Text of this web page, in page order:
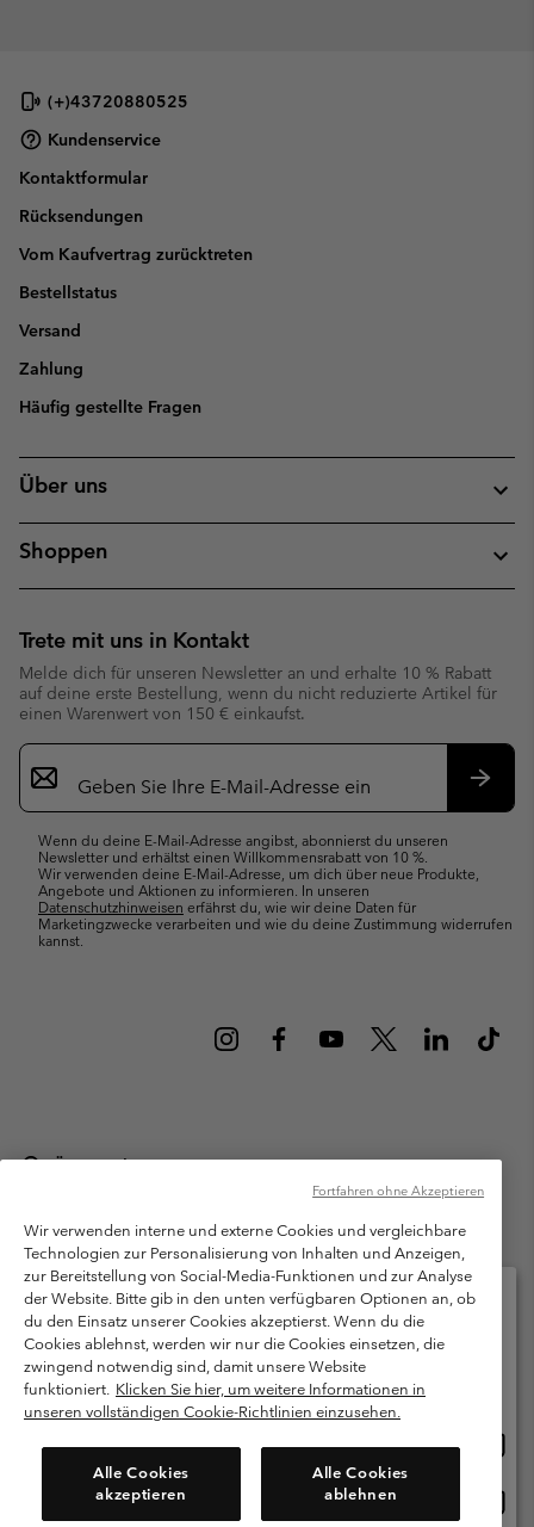
(+)43720880525
Kundenservice
Kontaktformular
Rücksendungen
Vom Kaufvertrag zurücktreten
Bestellstatus
Versand
Zahlung
Häufig gestellte Fragen
Über uns
Shoppen
Trete mit uns in Kontakt
Melde dich für unseren Newsletter an und erhalte 10 % Rabatt
auf deine erste Bestellung, wenn du nicht reduzierte Artikel für
einen Warenwert von 150 € einkaufst.
Newsletter-
Anmeldung
Wenn du deine E-Mail-Adresse angibst, abonnierst du unseren
Newsletter und erhältst einen Willkommensrabatt von 10 %.
Wir verwenden deine E-Mail-Adresse, um dich über neue Produkte,
Angebote und Aktionen zu informieren. In unseren
Datenschutzhinweisen erfährst du, wie wir deine Daten für
Marketingzwecke verarbeiten und wie du deine Zustimmung widerrufen
kannst.
Österreich
Columbia Sportswear Austria GmbH. Moosfeldstraße 1, 5101
Bergheim, Salzburg Österreich. Alle Rechte vorbehalten.
Nutzungsbedingungen
Allgemeine Verkaufsbedingungen
Garantie
Datenschutzerklärung
Bestimmungen und Bedingungen des Mitglieder Programms
Nutzungsbedingungen Für Nutzergenerierte Inhalte
Cookies
Kundenservice: Mo- Fr. 9:00 - 13:00 & 14:00- 18:00 Uhr
(+)43720880525
Wir verwenden interne und externe Cookies und vergleichbare
Technologien zur Personalisierung von Inhalten und Anzeigen,
zur Bereitstellung von Social-Media-Funktionen und zur Analyse
der Website. Bitte gib in den unten verfügbaren Optionen an, ob
du den Einsatz unserer Cookies akzeptierst. Wenn du die
Cookies ablehnst, werden wir nur die Cookies einsetzen, die
zwingend notwendig sind, damit unsere Website
funktioniert. Klicken Sie hier, um weitere Informationen in
unseren vollständigen Cookie-Richtlinien einzusehen.
Alle Cookies
akzeptieren
Alle Cookies
ablehnen
Fortfahren ohne Akzeptieren
Bitte wählen Sie Ihr Lieferland und Ihre Sprache
Online-Einkauf verfügbar
Österreich